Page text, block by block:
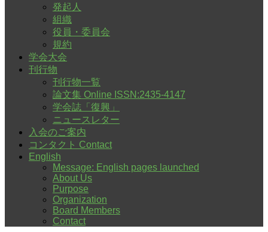
発起人
組織
役員・委員会
規約
学会大会
刊行物
刊行物一覧
論文集 Online ISSN:2435-4147
学会誌「復興」
ニュースレター
入会のご案内
コンタクト Contact
English
Message: English pages launched
About Us
Purpose
Organization
Board Members
Contact